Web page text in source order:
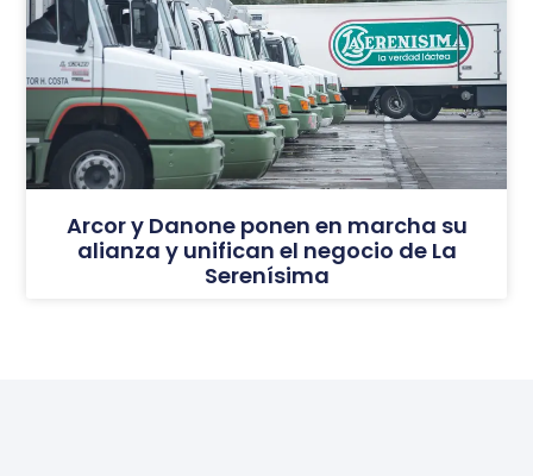
Arcor y Danone ponen en marcha su
alianza y unifican el negocio de La
Serenísima